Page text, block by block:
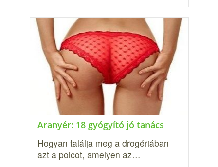
Aranyér: 18 gyógyító jó tanács
Hogyan találja meg a drogériában
azt a polcot, amelyen az…